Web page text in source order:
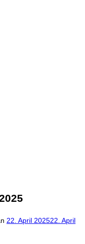
Veröffentlicht
22. April 202522. April